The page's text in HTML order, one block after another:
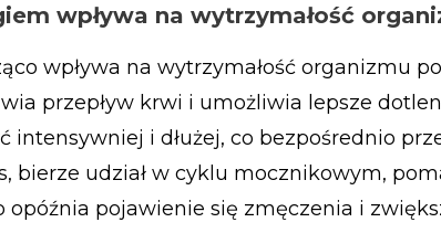
wpływa na wytrzymałość
wpływa na wytrzymałość organizmu
przepływ krwi i umożliwia lepsze
i dłużej, co bezpośrednio
bierze udział w cyklu mocznikowym,
pojawienie się zmęczenia i